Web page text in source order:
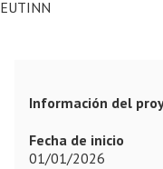
EUTINN
Información del
Fecha de inicio
01/01/2026